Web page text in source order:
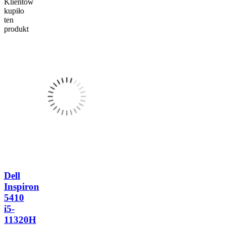
kupiło
ten
produkt
Dell
Inspiron
5410
i5-
11320H